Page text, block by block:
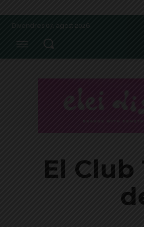
Divendres 07, agost 2026
El